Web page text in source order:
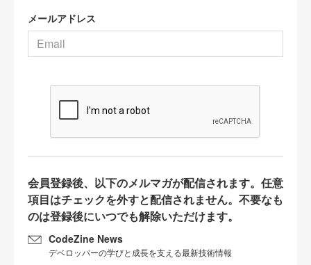
メールアドレス
会員登録後、以下のメルマガが配信されます。任意
項目はチェックを外すと配信されません。不要なも
のは登録後にいつでも解除いただけます。
CodeZine News
デベロッパーの学びと成長を支える最新技術情報